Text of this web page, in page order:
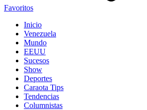
Favoritos
Inicio
Venezuela
Mundo
EEUU
Sucesos
Show
Deportes
Caraota Tips
Tendencias
Columnistas